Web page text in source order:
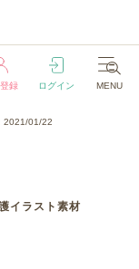
録 ログイン MENU
2021/01/22
イラスト素材